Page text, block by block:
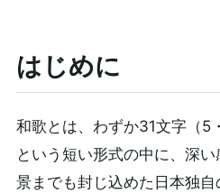
はじめに
和歌とは、わずか31文字（5
という短い形式の中に、深
景までも封じ込めた日本独